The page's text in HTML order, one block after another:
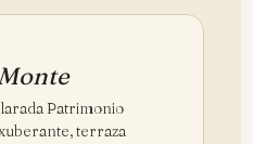
Patrimonio
terraza